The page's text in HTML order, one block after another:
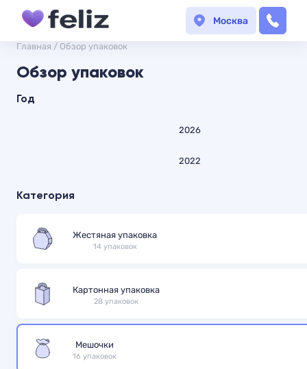
Москва
Главная / Обзор упаковок
Обзор упаковок
Год
2026
2022
Категория
Жестяная упаковка
14 упаковок
Картонная упаковка
28 упаковок
Мешочки
16 упаковок